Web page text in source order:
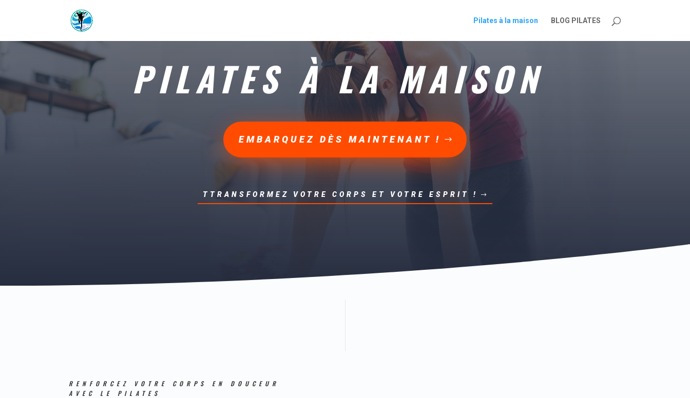
Pilates à la maison BLOG PILATES
PILATES À LA MAISON
EMBARQUEZ DÈS MAINTENANT !
TTRANSFORMEZ VOTRE CORPS ET VOTRE ESPRIT !
RENFORCEZ VOTRE CORPS EN DOUCEUR
AVEC LE PILATES